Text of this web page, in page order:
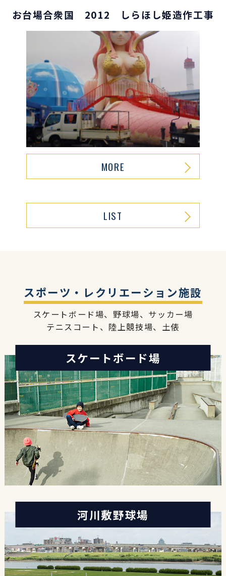
お台場合衆国 2012 しらほし姫造作工事
MORE
LIST
スポーツ・レクリエーション施設
スケートボード場、野球場、サッカー場
テニスコート、陸上競技場、土俵
スケートボード場
河川敷野球場